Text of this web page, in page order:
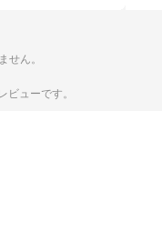
せん。
ューです。